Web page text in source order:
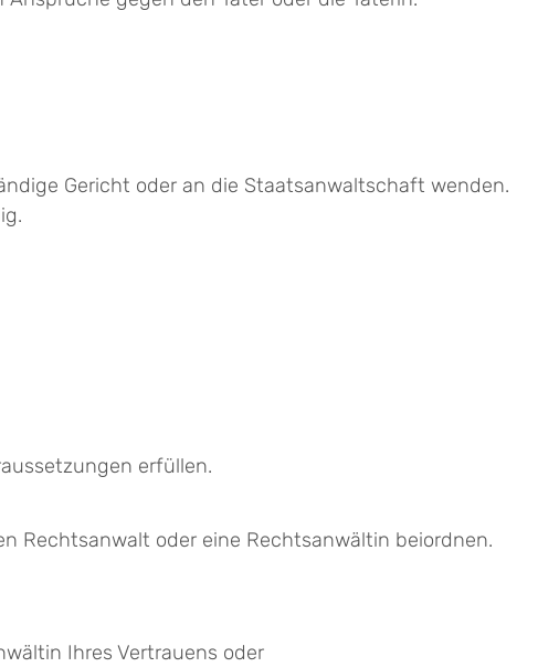
Gericht oder an die Staatsanwaltschaft wenden.
erfüllen.
Rechtsanwalt oder eine Rechtsanwältin beiordnen.
Ihres Vertrauens oder